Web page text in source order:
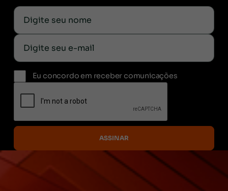
Eu concordo em receber comunicações